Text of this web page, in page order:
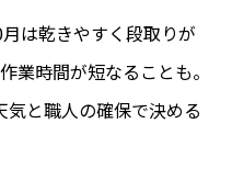
は乾きやすく段取りが
業時間が短なることも。
と職人の確保で決める